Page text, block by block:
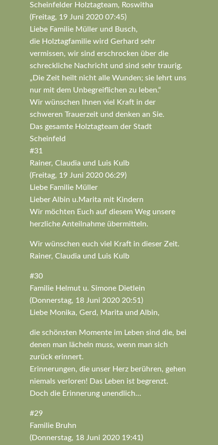
Scheinfelder Holztagteam, Roswitha
(Freitag, 19 Juni 2020 07:45)
Liebe Familie Müller und Busch,
die Holztagfamilie wird Gerhard sehr
vermissen, wir sind erschrocken über die
schreckliche Nachricht und sind sehr traurig.
„Die Zeit heilt nicht alle Wunden; sie lehrt uns
nur mit dem Unbegreiflichen zu leben.“
Wir wünschen Ihnen viel Kraft in der
schweren Trauerzeit und denken an Sie.
Das gesamte Holztagteam der Stadt
Scheinfeld
#31
Rainer, Claudia und Luis Kulb
(Freitag, 19 Juni 2020 06:29)
Liebe Familie Müller
Lieber Albin u.Marita mit Kindern
Wir möchten Euch auf diesem Weg unsere
herzliche Anteilnahme übermitteln.
Wir wünschen euch viel Kraft in dieser Zeit.
Rainer, Claudia und Luis Kulb
#30
Familie Helmut u. Simone Dietlein
(Donnerstag, 18 Juni 2020 20:51)
Liebe Monika, Gerd, Marita und Albin,
die schönsten Momente im Leben sind die, bei
denen man lächeln muss, wenn man sich
zurück erinnert.
Erinnerungen, die unser Herz berühren, gehen
niemals verloren! Das Leben ist begrenzt.
Doch die Erinnerung unendlich…
#29
Familie Bruhn
(Donnerstag, 18 Juni 2020 19:41)